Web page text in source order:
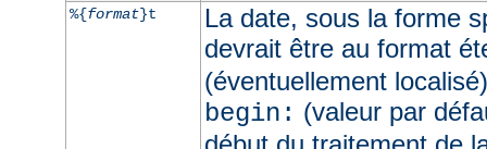
%{format}t
La date, sous la forme
devrait être au format
(éventuellement
begin: (valeur par